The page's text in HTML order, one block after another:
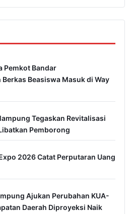
Pemkot Bandar
Beasiswa Masuk di Way
Tegaskan Revitalisasi
Pemborong
2026 Catat Perputaran Uang
Ajukan Perubahan KUA-
Daerah Diproyeksi Naik